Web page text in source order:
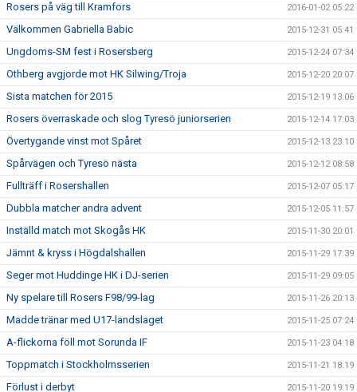
Rosers på väg till Kramfors 2016-01-02 05:22
Välkommen Gabriella Babic 2015-12-31 05:41
Ungdoms-SM fest i Rosersberg 2015-12-24 07:34
Othberg avgjorde mot HK Silwing/Troja 2015-12-20 20:07
Sista matchen för 2015 2015-12-19 13:06
Rosers överraskade och slog Tyresö juniorserien 2015-12-14 17:03
Övertygande vinst mot Spåret 2015-12-13 23:10
Spårvägen och Tyresö nästa 2015-12-12 08:58
Fullträff i Rosershallen 2015-12-07 05:17
Dubbla matcher andra advent 2015-12-05 11:57
Inställd match mot Skogås HK 2015-11-30 20:01
Jämnt & kryss i Högdalshallen 2015-11-29 17:39
Seger mot Huddinge HK i DJ-serien 2015-11-29 09:05
Ny spelare till Rosers F98/99-lag 2015-11-26 20:13
Madde tränar med U17-landslaget 2015-11-25 07:24
A-flickorna föll mot Sorunda IF 2015-11-23 04:18
Toppmatch i Stockholmsserien 2015-11-21 18:19
Förlust i derbyt 2015-11-20 19:19